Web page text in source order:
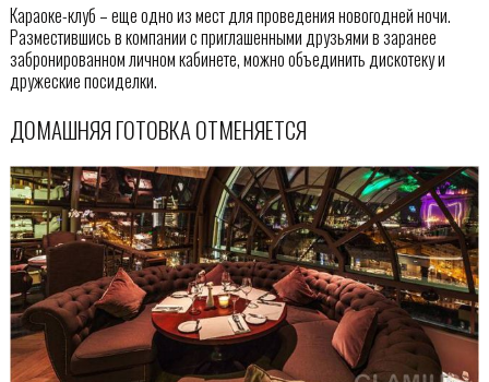
Караоке-клуб – еще одно из мест для проведения новогодней ночи.
Разместившись в компании с приглашенными друзьями в заранее
забронированном личном кабинете, можно объединить дискотеку и
дружеские посиделки.
ДОМАШНЯЯ ГОТОВКА ОТМЕНЯЕТСЯ